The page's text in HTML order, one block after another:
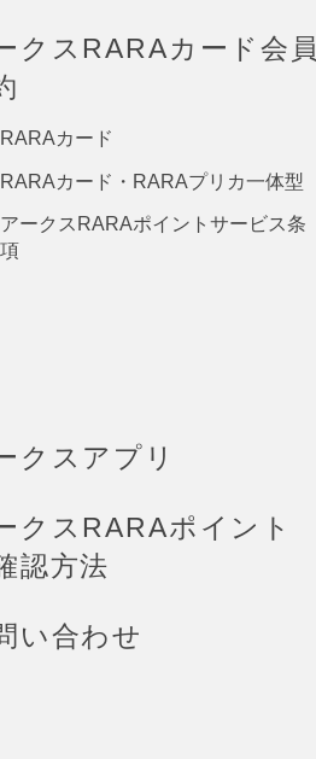
クスRARAカード会員
RARAカード
RARAカード・RARAプリカ一体型
アークスRARAポイントサービス条
項
クスアプリ
クスRARAポイント
認方法
い合わせ